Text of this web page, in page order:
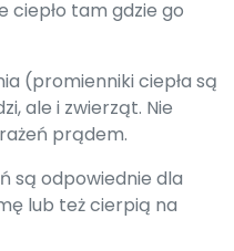
tam gdzie go
(promienniki ciepła są
ale i zwierząt. Nie
prądem.
są odpowiednie dla
lub też cierpią na